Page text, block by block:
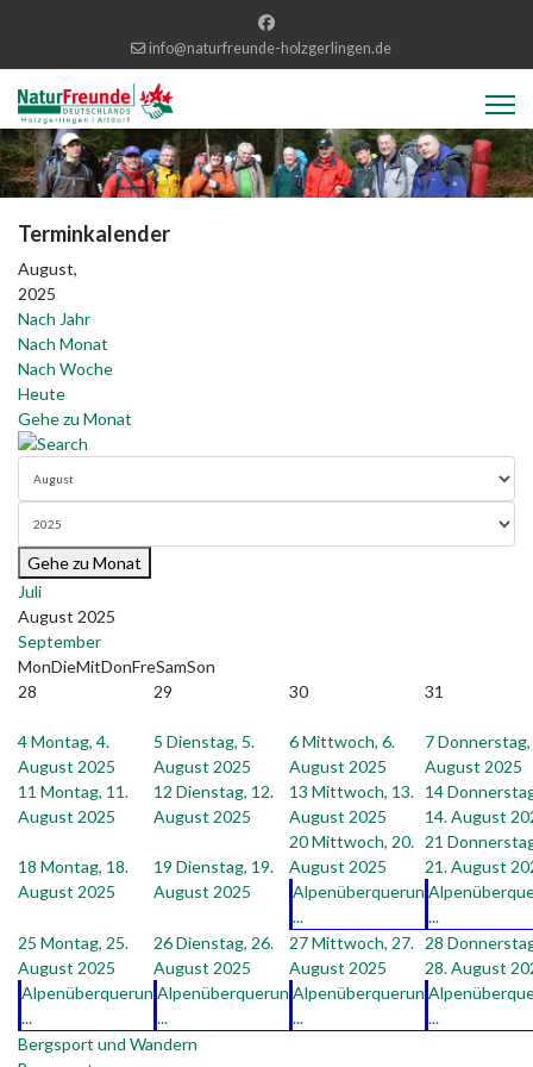
info@naturfreunde-holzgerlingen.de
Terminkalender
August,
2025
Nach Jahr
Nach Monat
Nach Woche
Heute
Gehe zu Monat
Gehe zu Monat
Juli
August 2025
September
MonDieMitDonFreSamSon
28
29 30 31
4Montag, 4.
August 2025
5 Dienstag, 5.
August 2025
6Mittwoch, 6.
August 2025
7Donnerstag,
August 2025
11 Montag, 11.
August 2025
12 Dienstag, 12.
August 2025
13 Mittwoch, 13.
August 2025
14
14. August
18 Montag, 18.
August 2025
19 Dienstag, 19.
August 2025
20Mittwoch, 20.
August 2025
Alpenüberquerun
...
21
21. August
...
25 Montag, 25.
August 2025
Alpenüberquerun
...
26Dienstag, 26.
August 2025
Alpenüberquerun
...
27Mittwoch, 27.
August 2025
Alpenüberquerun
...
28
28. August
...
Bergsport und Wandern